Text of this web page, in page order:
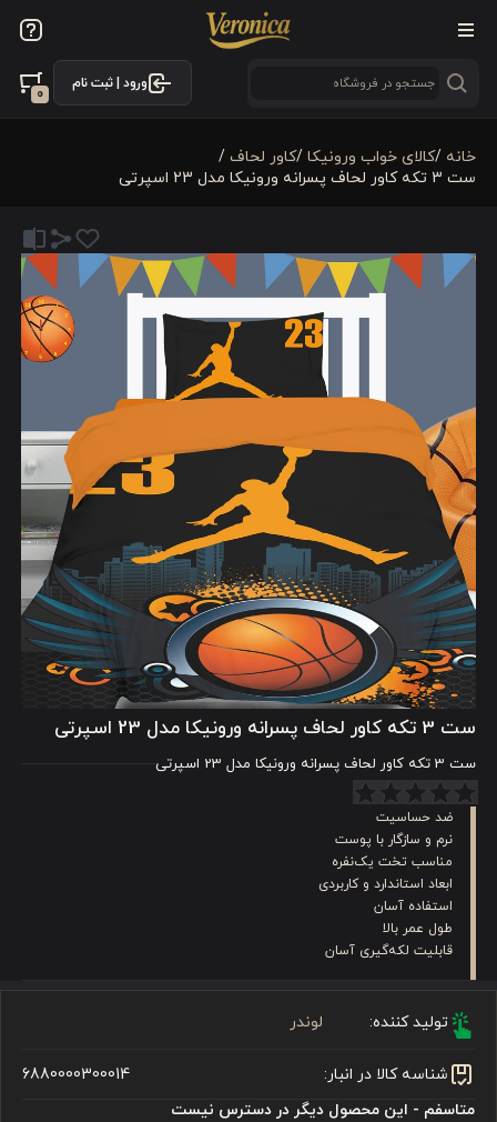
ورود | ثبت نام
0
خانه /کالای خواب ورونیکا /کاور لحاف /
ست 3 تکه کاور لحاف پسرانه ورونیکا مدل 23 اسپرتی
ست 3 تکه کاور لحاف پسرانه ورونیکا مدل 23 اسپرتی
ست 3 تکه کاور لحاف پسرانه ورونیکا مدل 23 اسپرتی
ضد حساسیت
نرم و سازگار با پوست
مناسب تخت یک‌نفره
ابعاد استاندارد و کاربردی
استفاده آسان
طول عمر بالا
قابلیت لکه‌گیری آسان
تولید کننده: لوندر
شناسه کالا در انبار:
6880000300014
متاسفم - این محصول دیگر در دسترس نیست